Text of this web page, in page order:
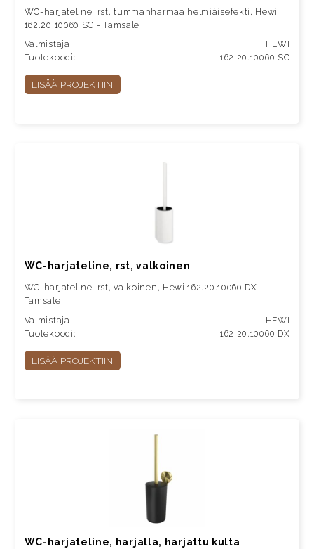
WC-harjateline, rst, tummanharmaa helmiäisefekti, Hewi
162.20.10060 SC - Tamsale
Valmistaja:
HEWI
Tuotekoodi:
162.20.10060 SC
LISÄÄ PROJEKTIIN
WC-harjateline, rst, valkoinen
WC-harjateline, rst, valkoinen, Hewi 162.20.10060 DX -
Tamsale
Valmistaja:
HEWI
Tuotekoodi:
162.20.10060 DX
LISÄÄ PROJEKTIIN
WC-harjateline, harjalla, harjattu kulta